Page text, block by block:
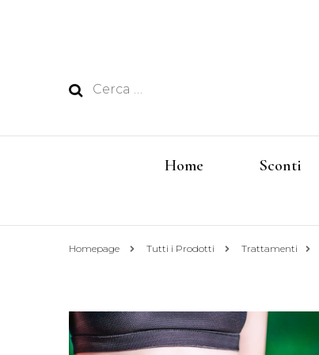
Ricerca
Home Sconti
Homepage Tutti i Prodotti Trattamenti